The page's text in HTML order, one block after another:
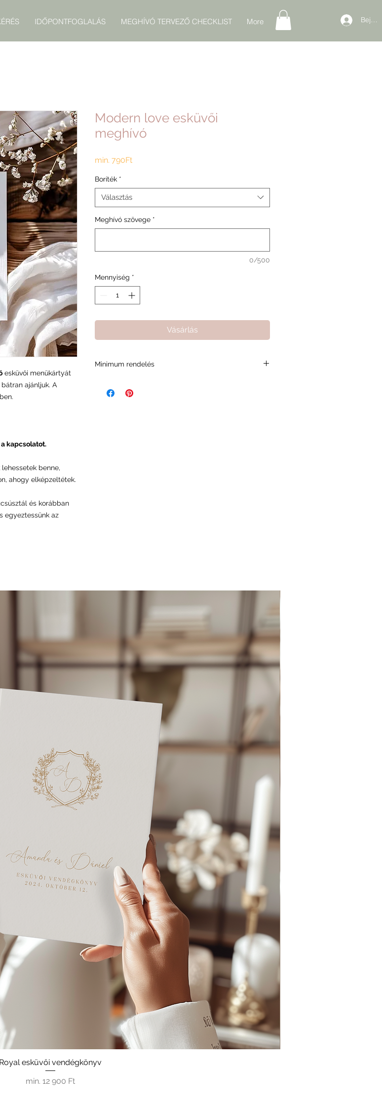
IDŐPONTFOGLALÁS MEGHÍVÓ TERVEZŐ CHECKLIST More
esküvői menükártyát
ajánljuk. A
kapcsolatot.
benne,
ahogy elképzeltétek.
és korábban
egyeztessünk az
Modern love esküvői
meghívó
min. 790FtAkciós
Boríték *
Választás
Meghívó szövege *
0/500
Mennyiség *
Vásárlás
Minimum rendelés
minket abban, fenntarthassuk a minőségi kiszolgálást
Royal esküvői vendégkönyv
min. 12 900 Ft
Akciós ár